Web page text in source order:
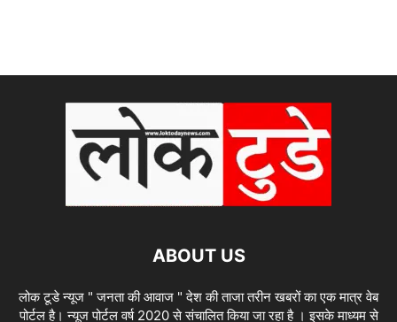
ABOUT US
लोक टूडे न्यूज " जनता की आवाज " देश की ताजा तरीन खबरों का एक मात्र वेब
पोर्टल है। न्यूज पोर्टल वर्ष 2020 से संचालित किया जा रहा है । इसके माध्यम से